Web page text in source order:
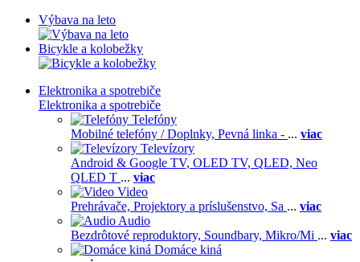
Výbava na leto
Bicykle a kolobežky
Elektronika a spotrebiče
Elektronika a spotrebiče
Telefóny
Mobilné telefóny / Doplnky, Pevná linka - ... viac
Televízory
Android & Google TV, OLED TV, QLED, Neo
QLED T ... viac
Video
Prehrávače, Projektory a príslušenstvo, Sa ... viac
Audio
Bezdrôtové reproduktory, Soundbary, Mikro/Mi ... viac
Domáce kiná